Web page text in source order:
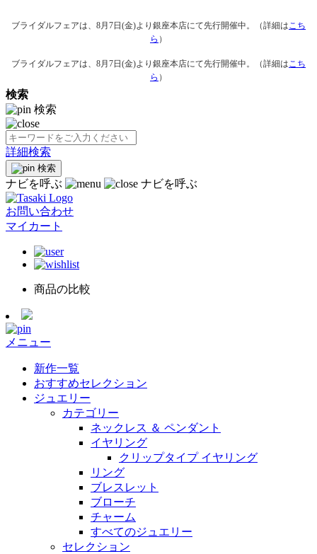
ブライダルフェアは、8月7日(金)より銀座本店にて先行開催中。（詳細はこち
ら ）
ブライダルフェアは、8月7日(金)より銀座本店にて先行開催中。（詳細はこち
ら ）
検索
検索
詳細検索
検索
ナビを呼ぶ ナビを呼ぶ
お問い合わせ
マイカート
商品の比較
メニュー
新作一覧
おすすめセレクション
ジュエリー
カテゴリー
ネックレス ＆ ペンダント
イヤリング
クリップタイプ イヤリング
リング
ブレスレット
ブローチ
チャーム
すべてのジュエリー
セレクション